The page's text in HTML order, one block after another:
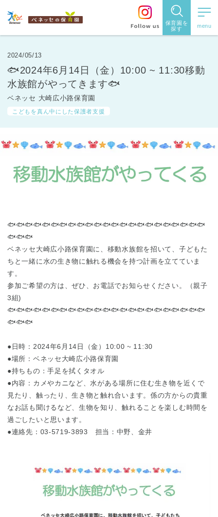
保育園を
探す
保育園を探す
住所・駅
す
東京都
東京都 全域
2024/05/13
🐟2024年6月14日（金）10:00 ~ 11:30移動
水族館がやってきます🐟
ベネッセ 大崎広小路保育園
こどもを真ん中にした保護者支援
🐟🐟🐟🐟🐟🐟🐟🐟🐟🐟🐟🐟🐟🐟🐟🐟🐟🐟🐟🐟🐟🐟🐟
🐟🐟🐟
ベネッセ大崎広小路保育園に、移動水族館を招いて、子どもた
ちと一緒に水の生き物に触れる機会を持つ計画を立てていま
す。
参加ご希望の方は、ぜひ、お電話でお知らせください。（親子
3組)
🐟🐟🐟🐟🐟🐟🐟🐟🐟🐟🐟🐟🐟🐟🐟🐟🐟🐟🐟🐟🐟🐟🐟
🐟🐟🐟
●日時：2024年6月14日（金）10:00 ~ 11:30
●場所：ベネッセ大崎広小路保育園
●持ちもの：手足を拭くタオル
●内容：カメやカニなど、水がある場所に住む生き物を近くで
見たり、触ったり、生き物と触れ合います。係の方からの貴重
なお話も聞けるなど、生物を知り、触れることを楽しむ時間を
過ごしたいと思います。
●連絡先：03-5719-3893 担当：中野、金井